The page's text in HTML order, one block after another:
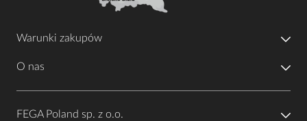
Warunki zakupów
O nas
FEGA Poland sp. z o.o.